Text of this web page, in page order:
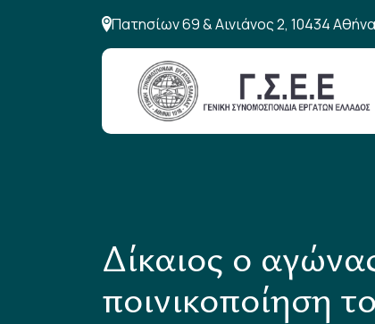
Πατησίων 69 & Αινιάνος 2, 10434 Αθήνα
Δίκαιος ο
ποινικοποίηση